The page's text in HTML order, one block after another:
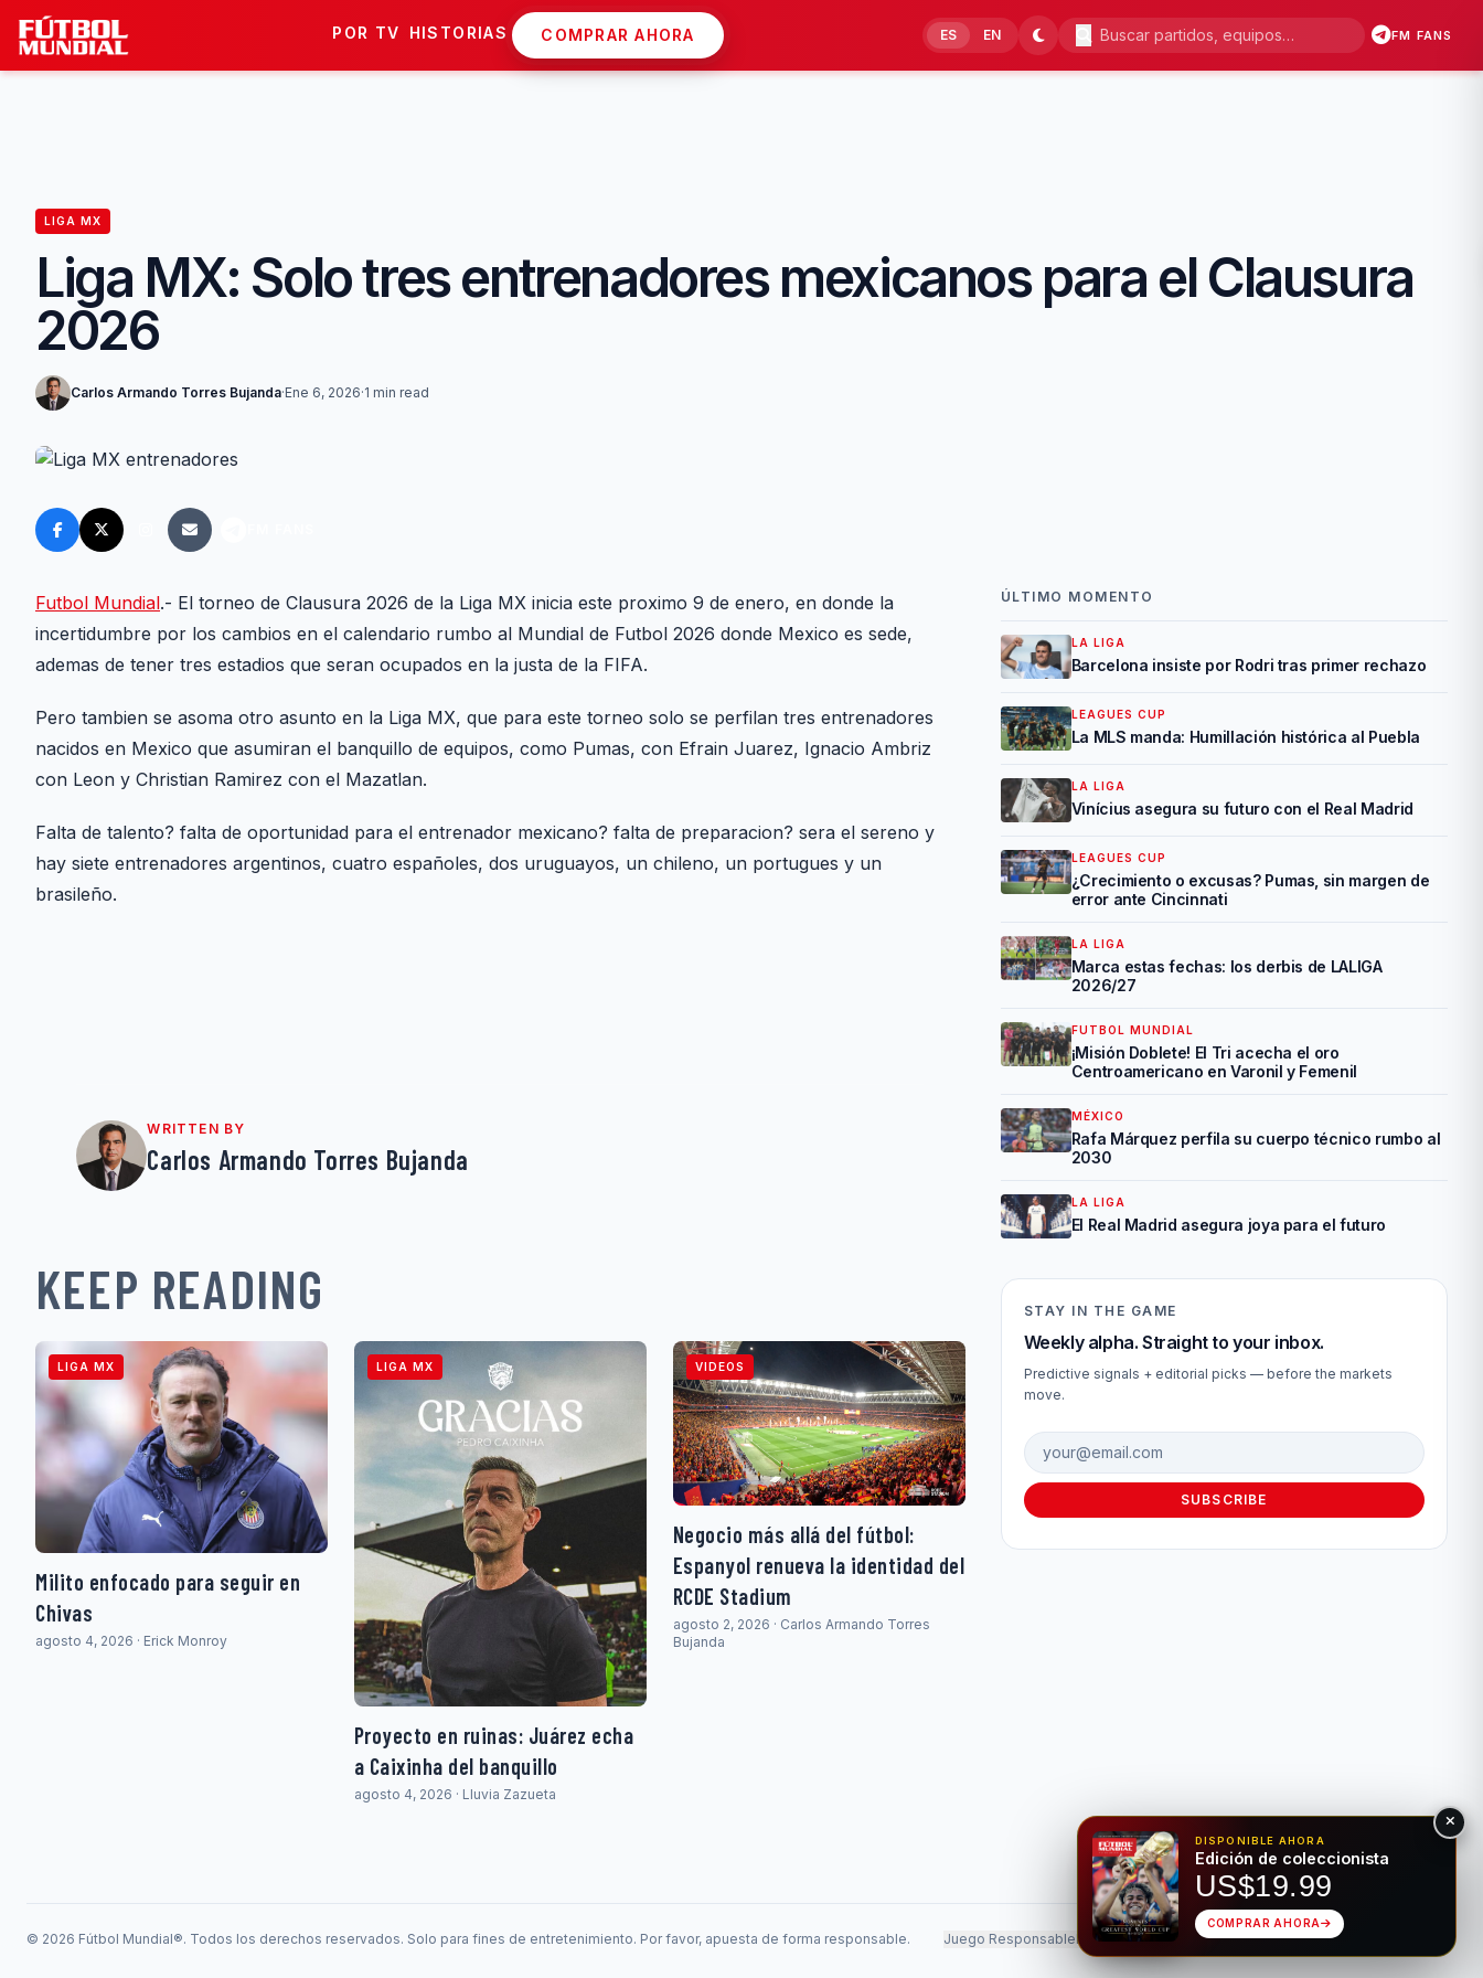
Skip to content
POR TV HISTORIAS COMPRAR AHORA ES EN FM FANS
LIGA MX
Liga MX: Solo tres entrenadores mexicanos para el Clausura
2026
Carlos Armando Torres Bujanda·Ene 6, 2026·1 min read
Futbol Mundial.- El torneo de Clausura 2026 de la Liga MX inicia este proximo 9 de enero, en donde la
incertidumbre por los cambios en el calendario rumbo al Mundial de Futbol 2026 donde Mexico es sede,
ademas de tener tres estadios que seran ocupados en la justa de la FIFA.
Pero tambien se asoma otro asunto en la Liga MX, que para este torneo solo se perfilan tres entrenadores
nacidos en Mexico que asumiran el banquillo de equipos, como Pumas, con Efrain Juarez, Ignacio Ambriz
con Leon y Christian Ramirez con el Mazatlan.
Falta de talento? falta de oportunidad para el entrenador mexicano? falta de preparacion? sera el sereno y
hay siete entrenadores argentinos, cuatro españoles, dos uruguayos, un chileno, un portugues y un
brasileño.
WRITTEN BY
Carlos Armando Torres Bujanda
KEEP READING
LIGA MX
Milito enfocado para seguir en
Chivas
agosto 4, 2026 · Erick Monroy
LIGA MX
Proyecto en ruinas: Juárez echa
a Caixinha del banquillo
agosto 4, 2026 · Lluvia Zazueta
VIDEOS
Negocio más allá del fútbol:
Espanyol renueva la identidad del
RCDE Stadium
agosto 2, 2026 · Carlos Armando Torres
Bujanda
ÚLTIMO MOMENTO
LA LIGA
Barcelona insiste por Rodri tras primer rechazo
LEAGUES CUP
La MLS manda: Humillación histórica al Puebla
LA LIGA
Vinícius asegura su futuro con el Real Madrid
LEAGUES CUP
¿Crecimiento o excusas? Pumas, sin margen de
error ante Cincinnati
LA LIGA
Marca estas fechas: los derbis de LALIGA
2026/27
FUTBOL MUNDIAL
¡Misión Doblete! El Tri acecha el oro
Centroamericano en Varonil y Femenil
MÉXICO
Rafa Márquez perfila su cuerpo técnico rumbo al
2030
LA LIGA
El Real Madrid asegura joya para el futuro
STAY IN THE GAME
Weekly alpha. Straight to your inbox.
Predictive signals + editorial picks — before the markets
move.
Email address
SUBSCRIBE
© 2026 Fútbol Mundial®. Todos los derechos reservados. Solo para fines de entretenimiento. Por favor, apuesta de forma responsable. Juego ResponsablePrivacidad Hecho para el deporte rey • Bilingüe EN/ES
DISPONIBLE AHORA
Edición de coleccionista
US$19.99
COMPRAR AHORA